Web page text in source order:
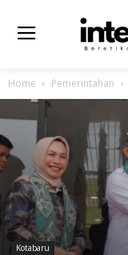
Home Pemerintahan
Kotabaru